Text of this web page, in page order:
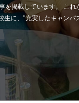
を掲載しています。 これ
生に、"充実したキャンパ